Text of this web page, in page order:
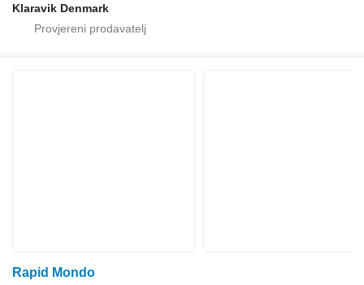
Klaravik Denmark
Rapid Mondo